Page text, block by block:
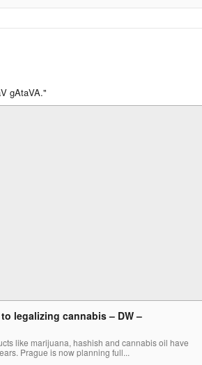
gAtaVA."
legalizing cannabis – DW –
like marijuana, hashish and cannabis oil have
Prague is now planning full...